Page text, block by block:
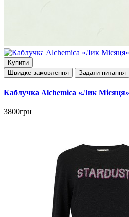
Купити
Швидке замовлення
Задати питання
Каблучка Alchemica «Лик Місяця»
3800грн